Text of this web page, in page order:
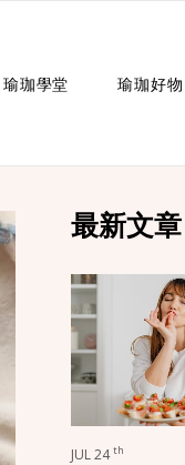
瑜珈學堂
日常瑜珈
瑜珈入門
瑜珈好物
瑜珈墊
瑜珈服
瑜珈輔具
生活選品
課程/活動
最新文章
JUL 24 th